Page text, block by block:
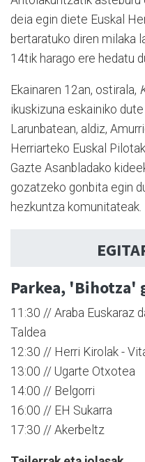
deia egin diete Euskal
bertaratuko diren milaka
14tik harago ere hedatu
Ekainaren 12an, ostirala,
ikuskizuna eskainiko
Larunbatean, aldiz,
Herriarteko Euskal
Gazte Asanbladako
gozatzeko gonbita egin
hezkuntza komunitateak.
Parkea, 'Bihotza'
11:30 // Araba Euskaraz
Taldea
12:30 // Herri Kirolak -
13:00 // Ugarte Otxotea
14:00 // Belgorri
16:00 // EH Sukarra
17:30 // Akerbeltz